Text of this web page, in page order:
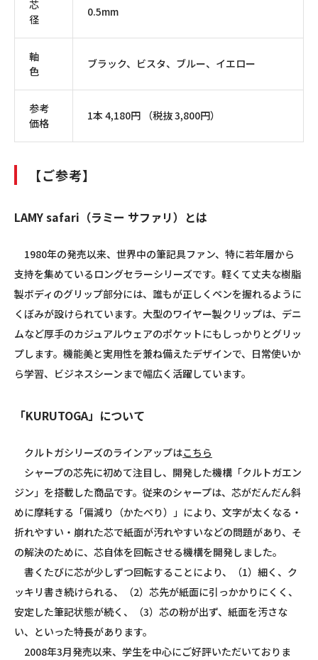
芯
径
0.5mm
軸
色
ブラック、ビスタ、ブルー、イエロー
参考
価格
1本4,180円 （税抜3,800円）
【ご参考】
LAMY safari（ラミー サファリ）とは
1980年の発売以来、世界中の筆記具ファン、特に若年層から
支持を集めているロングセラーシリーズです。軽くて丈夫な樹脂
製ボディのグリップ部分には、誰もが正しくペンを握れるように
くぼみが設けられています。大型のワイヤー製クリップは、デニ
ムなど厚手のカジュアルウェアのポケットにもしっかりとグリッ
プします。機能美と実用性を兼ね備えたデザインで、日常使いか
ら学習、ビジネスシーンまで幅広く活躍しています。
「KURUTOGA」について
クルトガシリーズのラインアップはこちら
シャープの芯先に初めて注目し、開発した機構「クルトガエン
ジン」を搭載した商品です。従来のシャープは、芯がだんだん斜
めに摩耗する「偏減り（かたべり）」により、文字が太くなる・
折れやすい・崩れた芯で紙面が汚れやすいなどの問題があり、そ
の解決のために、芯自体を回転させる機構を開発しました。
書くたびに芯が少しずつ回転することにより、（1）細く、ク
ッキリ書き続けられる、（2）芯先が紙面に引っかかりにくく、
安定した筆記状態が続く、（3）芯の粉が出ず、紙面を汚さな
い、といった特長があります。
2008年3月発売以来、学生を中心にご好評いただいておりま